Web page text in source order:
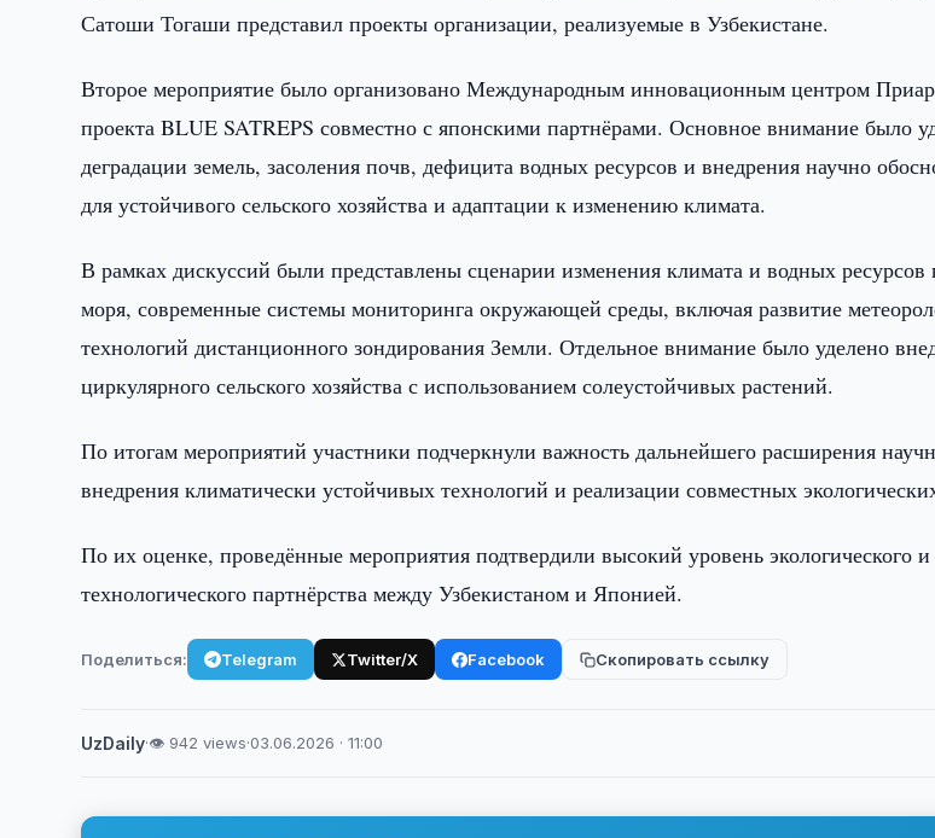
Сатоши Тогаши представил проекты организации, реализуемые в Узбекистане.
Второе мероприятие было организовано Международным инновационным центром
проекта BLUE SATREPS совместно с японскими партнёрами. Основное внимание было
деградации земель, засоления почв, дефицита водных ресурсов и внедрения научно
для устойчивого сельского хозяйства и адаптации к изменению климата.
В рамках дискуссий были представлены сценарии изменения климата и водных ресурсов
моря, современные системы мониторинга окружающей среды, включая развитие
технологий дистанционного зондирования Земли. Отдельное внимание было уделено
циркулярного сельского хозяйства с использованием солеустойчивых растений.
По итогам мероприятий участники подчеркнули важность дальнейшего расширения
внедрения климатически устойчивых технологий и реализации совместных
По их оценке, проведённые мероприятия подтвердили высокий уровень экологического
технологического партнёрства между Узбекистаном и Японией.
Поделиться: Telegram Twitter/X Facebook Скопировать ссылку
UzDaily·👁 942 views·03.06.2026 · 11:00